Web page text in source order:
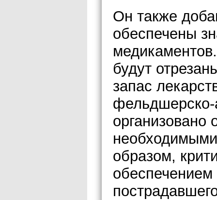
Он также
обеспечены
будут
запас
фельдшерско-
организовано
образом,